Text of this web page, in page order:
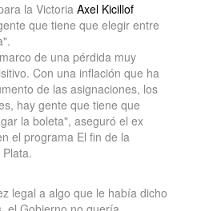
la Victoria Axel Kicillof
que tiene que elegir entre
de una pérdida muy
Con una inflación que ha
de las asignaciones, los
hay gente que tiene que
la boleta", aseguró el ex
el programa El fin de la
legal a algo que le había dicho